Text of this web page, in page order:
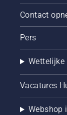
Contact
Pers
Vacatures
Webshop